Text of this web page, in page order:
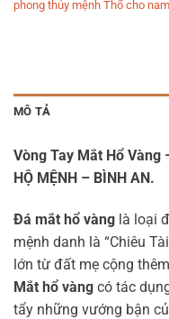
phong thủy mệnh Thổ cho nam
MÔ TẢ
Vòng Tay Mắt Hổ Vàng
HỘ MỆNH – BÌNH AN.
Đá mắt hổ vàng là loại
mệnh danh là “Chiêu
lớn từ đất mẹ cộng
Mắt hổ vàng có tác
tẩy những vướng bận